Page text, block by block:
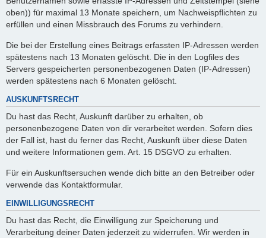
oben)) für maximal 13 Monate speichern, um Nachweispflichten zu
erfüllen und einen Missbrauch des Forums zu verhindern.
Die bei der Erstellung eines Beitrags erfassten IP-Adressen werden
spätestens nach 13 Monaten gelöscht. Die in den Logfiles des
Servers gespeicherten personenbezogenen Daten (IP-Adressen)
werden spätestens nach 6 Monaten gelöscht.
AUSKUNFTSRECHT
Du hast das Recht, Auskunft darüber zu erhalten, ob
personenbezogene Daten von dir verarbeitet werden. Sofern dies
der Fall ist, hast du ferner das Recht, Auskunft über diese Daten
und weitere Informationen gem. Art. 15 DSGVO zu erhalten.
Für ein Auskunftsersuchen wende dich bitte an den Betreiber oder
verwende das Kontaktformular.
EINWILLIGUNGSRECHT
Du hast das Recht, die Einwilligung zur Speicherung und
Verarbeitung deiner Daten jederzeit zu widerrufen. Wir werden in